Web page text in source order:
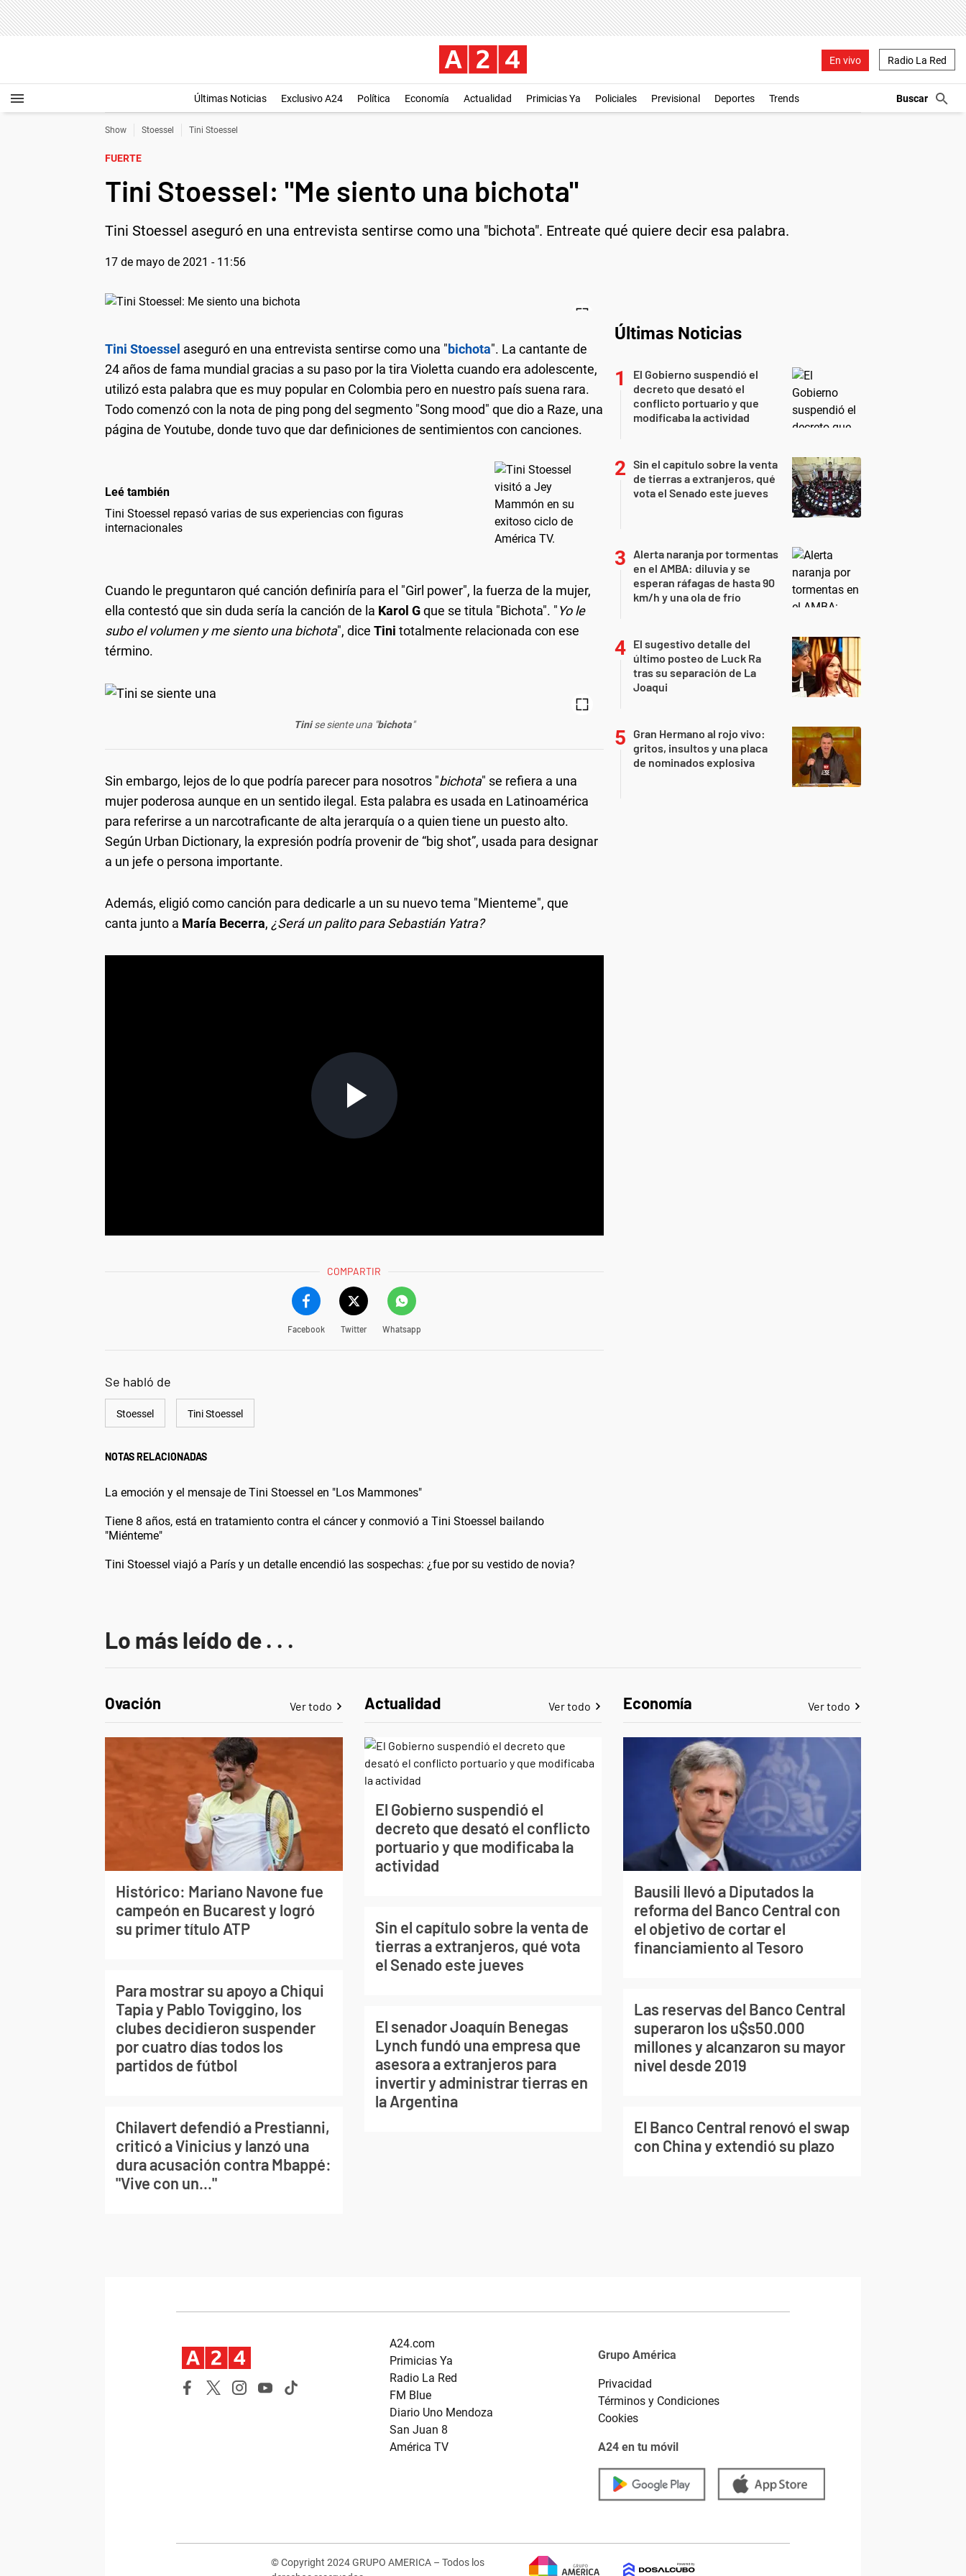
En vivo Radio La Red
Últimas Noticias Exclusivo A24 Política Economía Actualidad Primicias Ya Policiales Previsional Deportes Trends
Show Stoessel Tini Stoessel
FUERTE
Tini Stoessel: "Me siento una bichota"
Tini Stoessel aseguró en una entrevista sentirse como una "bichota". Entreate qué quiere decir esa palabra.
17 de mayo de 2021 - 11:56
Tini Stoessel aseguró en una entrevista sentirse como una "bichota". La cantante de
24 años de fama mundial gracias a su paso por la tira Violetta cuando era adolescente,
utilizó esta palabra que es muy popular en Colombia pero en nuestro país suena rara.
Todo comenzó con la nota de ping pong del segmento "Song mood" que dio a Raze, una
página de Youtube, donde tuvo que dar definiciones de sentimientos con canciones.
Leé también
Tini Stoessel repasó varias de sus experiencias con figuras
internacionales
Cuando le preguntaron qué canción definiría para el "Girl power", la fuerza de la mujer,
ella contestó que sin duda sería la canción de la Karol Gque se titula "Bichota". "Yo le
subo el volumen y me siento una bichota", dice Tini totalmente relacionada con ese
término.
Tinise siente una "bichota"
Sin embargo, lejos de lo que podría parecer para nosotros "bichota" se refiera a una
mujer poderosa aunque en un sentido ilegal. Esta palabra es usada en Latinoamérica
para referirse a un narcotraficante de alta jerarquía o a quien tiene un puesto alto.
Según Urban Dictionary, la expresión podría provenir de “big shot”, usada para designar
a un jefe o persona importante.
Además, eligió como canción para dedicarle a un su nuevo tema "Mienteme", que
canta junto a María Becerra, ¿Será un palito para Sebastián Yatra?
COMPARTIR
Facebook Twitter Whatsapp
Se habló de
Stoessel Tini Stoessel
NOTAS RELACIONADAS
La emoción y el mensaje de Tini Stoessel en "Los Mammones"
Tiene 8 años, está en tratamiento contra el cáncer y conmovió a Tini Stoessel bailando
"Miénteme"
Tini Stoessel viajó a París y un detalle encendió las sospechas: ¿fue por su vestido de novia?
Últimas Noticias
El Gobierno suspendió el
decreto que desató el
conflicto portuario y que
modificaba la actividad
Sin el capítulo sobre la venta
de tierras a extranjeros, qué
vota el Senado este jueves
Alerta naranja por tormentas
en el AMBA: diluvia y se
esperan ráfagas de hasta 90
km/h y una ola de frío
El sugestivo detalle del
último posteo de Luck Ra
tras su separación de La
Joaqui
Gran Hermano al rojo vivo:
gritos, insultos y una placa
de nominados explosiva
Lo más leído de . . .
Ovación Ver todo
Histórico: Mariano Navone fue
campeón en Bucarest y logró
su primer título ATP
Para mostrar su apoyo a Chiqui
Tapia y Pablo Toviggino, los
clubes decidieron suspender
por cuatro días todos los
partidos de fútbol
Chilavert defendió a Prestianni,
criticó a Vinicius y lanzó una
dura acusación contra Mbappé:
"Vive con un..."
Actualidad Ver todo
El Gobierno suspendió el
decreto que desató el conflicto
portuario y que modificaba la
actividad
Sin el capítulo sobre la venta de
tierras a extranjeros, qué vota
el Senado este jueves
El senador Joaquín Benegas
Lynch fundó una empresa que
asesora a extranjeros para
invertir y administrar tierras en
la Argentina
Economía Ver todo
Bausili llevó a Diputados la
reforma del Banco Central con
el objetivo de cortar el
financiamiento al Tesoro
Las reservas del Banco Central
superaron los u$s50.000
millones y alcanzaron su mayor
nivel desde 2019
El Banco Central renovó el swap
con China y extendió su plazo
A24.com
Primicias Ya
Radio La Red
FM Blue
Diario Uno Mendoza
San Juan 8
América TV
Grupo América
Privacidad
Términos y Condiciones
Cookies
A24 en tu móvil
© Copyright 2024 GRUPO AMERICA – Todos los